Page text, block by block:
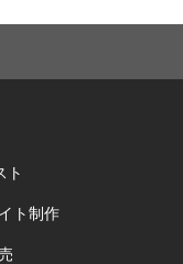
ト
ト制作